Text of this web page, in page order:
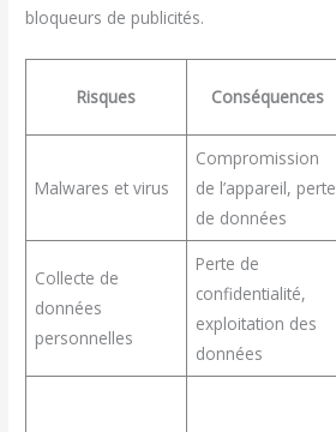
bloqueurs de publicités.
Risques Conséquences
Malwares et virus
Compromission
de l’appareil, perte
de données
Collecte de
données
personnelles
Perte de
confidentialité,
exploitation des
données